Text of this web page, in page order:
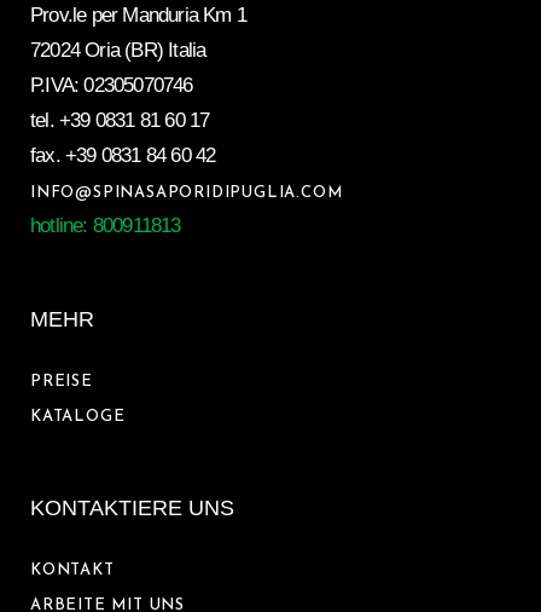
Prov.le per Manduria Km 1
72024 Oria (BR) Italia
P.IVA: 02305070746
tel.+39 0831 81 60 17
fax.+39 0831 84 60 42
INFO@SPINASAPORIDIPUGLIA.COM
hotline: 800911813
MEHR
PREISE
KATALOGE
KONTAKTIERE UNS
KONTAKT
ARBEITE MIT UNS